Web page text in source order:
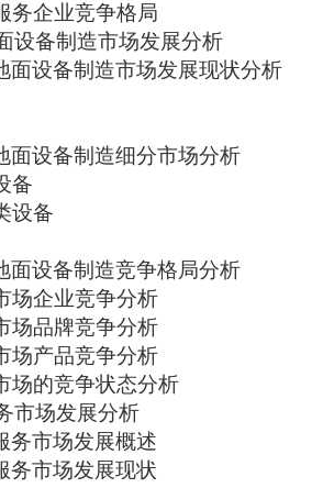
务企业竞争格局
设备制造市场发展分析
面设备制造市场发展现状分析
面设备制造细分市场分析
备
设备
面设备制造竞争格局分析
场企业竞争分析
场品牌竞争分析
场产品竞争分析
场的竞争状态分析
市场发展分析
务市场发展概述
务市场发展现状